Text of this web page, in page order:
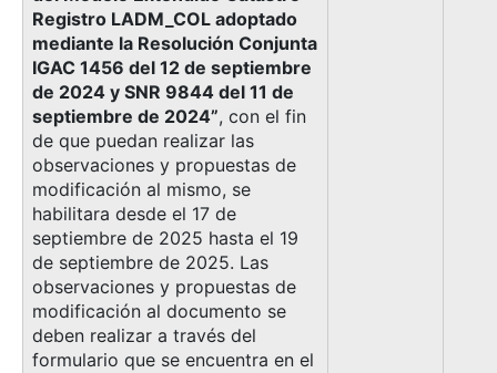
Registro LADM_COL adoptado
mediante la Resolución Conjunta
IGAC 1456 del 12 de septiembre
de 2024 y SNR 9844 del 11 de
septiembre de 2024”, con el fin
de que puedan realizar las
observaciones y propuestas de
modificación al mismo, se
habilitara desde el 17 de
septiembre de 2025 hasta el 19
de septiembre de 2025. Las
observaciones y propuestas de
modificación al documento se
deben realizar a través del
formulario que se encuentra en el